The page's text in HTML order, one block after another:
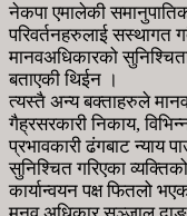
नेकपा एमालेकी
परिवर्तनहरुलाई सस्थागत
मानवअधिकारको
बताएकी थिईन ।
त्यस्तै अन्य बक्ताहरुले
गैह्रसरकारी निकाय,
प्रभावकारी ढंगबाट न्याय
सुनिश्चित गरिएका
कार्यान्वयन पक्ष फितलो